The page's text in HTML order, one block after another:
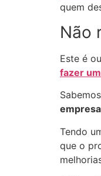
quem
Não
Este é
fazer
Tendo
que o